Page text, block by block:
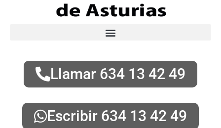
Llamar 634 13 42 49
Escribir 634 13 42 49